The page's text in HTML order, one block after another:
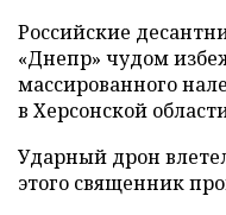
Российские
«Днепр» чудом
массированного
в Херсонской
Ударный дрон
этого священник